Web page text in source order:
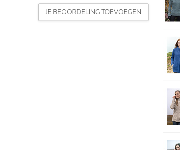
JE BEOORDELING TOEVOEGEN